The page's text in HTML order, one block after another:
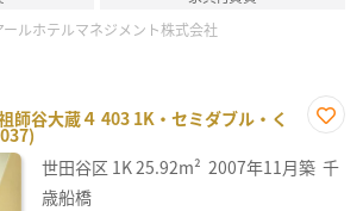
ールホテルマネジメント株式会社
師谷大蔵４ 403 1K・セミダブル・く
に入
り登
世田谷区 1K25.92m² 2007年11月築 千
歳船橋